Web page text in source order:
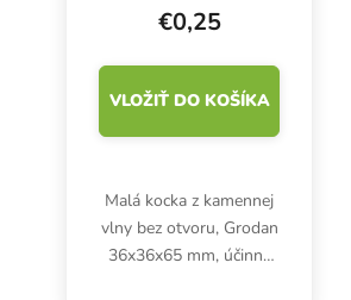
€0,25
VLOŽIŤ DO KOŠÍKA
Malá kocka z kamennej
vlny bez otvoru, Grodan
36x36x65 mm, účinne